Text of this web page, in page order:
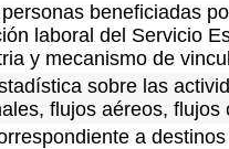
beneficiadas
laboral del Servicio
y mecanismo de
sobre las
flujos aéreos, flujos
a